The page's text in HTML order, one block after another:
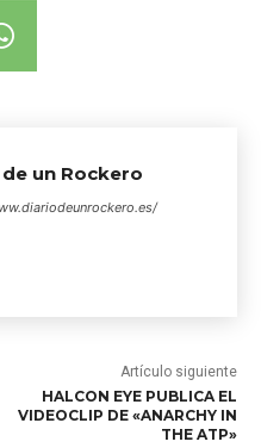
un Rockero
Artículo siguiente
HALCON EYE PUBLICA EL
VIDEOCLIP DE «ANARCHY IN
THE ATP»